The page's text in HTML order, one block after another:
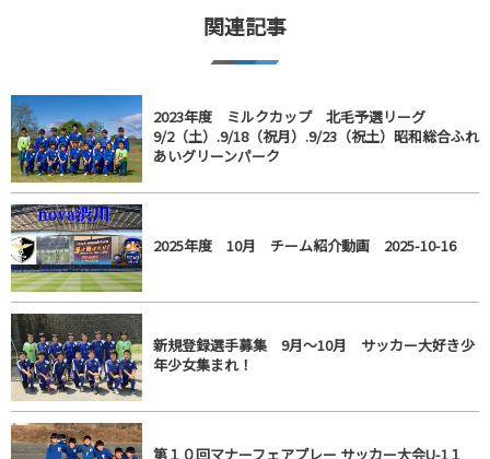
関連記事
2023年度 ミルクカップ 北毛予選リーグ
9/2（土）.9/18（祝月）.9/23（祝土）昭和総合ふれ
あいグリーンパーク
2025年度 10月 チーム紹介動画 2025-10-16
新規登録選手募集 9月～10月 サッカー大好き少
年少女集まれ！
第１０回マナーフェアプレー サッカー大会U-1１